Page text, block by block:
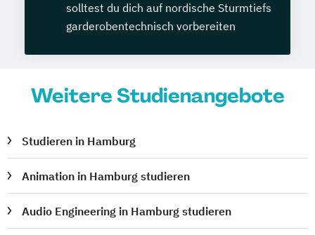
solltest du dich auf nordische Sturmtiefs
garderobentechnisch vorbereiten
Weitere Studienangebote
Studieren in Hamburg
Animation in Hamburg studieren
Audio Engineering in Hamburg studieren